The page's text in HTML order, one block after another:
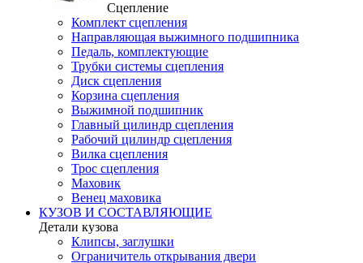
Сцепление
Комплект сцепления
Направляющая выжимного подшипника
Педаль, комплектующие
Трубки системы сцепления
Диск сцепления
Корзина сцепления
Выжимной подшипник
Главный цилиндр сцепления
Рабочий цилиндр сцепления
Вилка сцепления
Трос сцепления
Маховик
Венец маховика
КУЗОВ И СОСТАВЛЯЮЩИЕ
Детали кузова
Клипсы, заглушки
Ограничитель открывания двери